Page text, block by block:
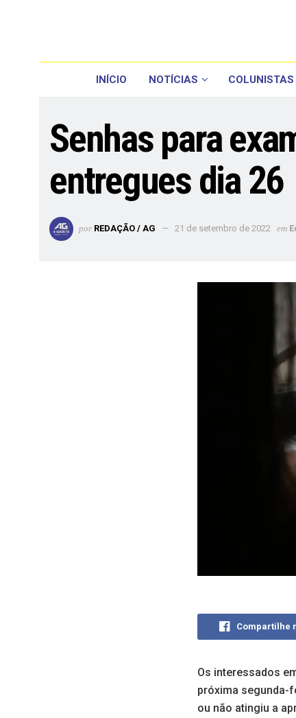
INÍCIO NOTÍCIAS COLUNISTAS
Senhas para
entregues dia 26
por REDAÇÃO / AG 21 de setembro de 2022 em
Compartilhe
Os interessados
próxima segunda-
ou não atingiu a